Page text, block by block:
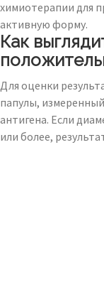
химиотерапии для
активную форму.
Как
Для оценки
папулы, измеренный
антигена. Если
или более,